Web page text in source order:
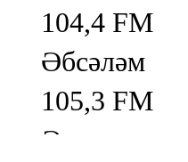
104,4 FM
Әбсәләм
105,3 FM
Әлмәт